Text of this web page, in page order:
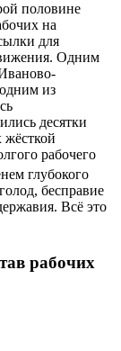
половине
на
для
Одним
из
десятки
жёсткой
рабочего
глубокого
голод, бесправие
Всё это
рабочих